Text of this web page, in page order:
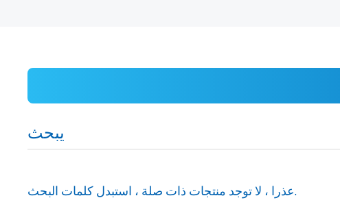
يبحث
عذرا ، لا توجد منتجات ذات صلة ، استبدل كلمات البحث.